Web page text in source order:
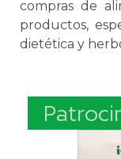
compras de
productos,
dietética y